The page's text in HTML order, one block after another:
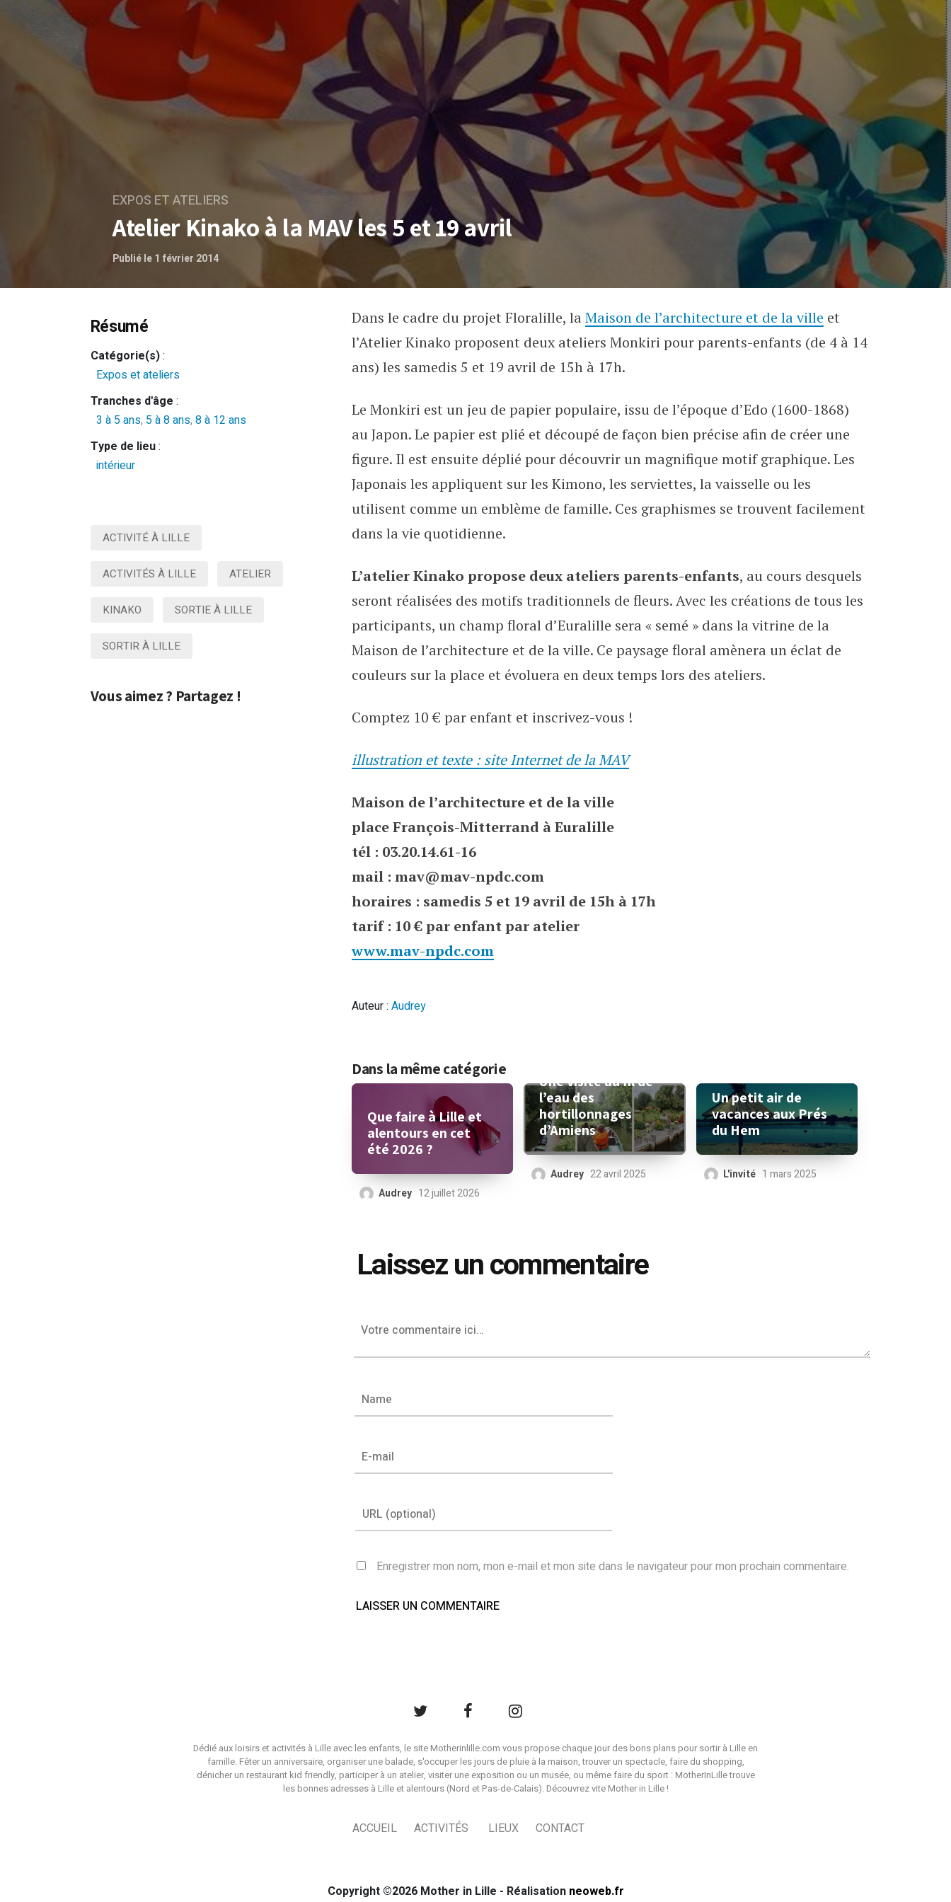
EXPOS ET ATELIERS
Atelier Kinako à la MAV les 5 et 19 avril
Publié le 1 février 2014
Atelier Kinako à la MAV les 5 et 19 avril
Dans le cadre du projet Floralille, la Maison de l’architecture et de la ville et
l’Atelier Kinako proposent deux ateliers Monkiri pour parents-enfants (de 4 à 14
ans) les samedis 5 et 19 avril de 15h à 17h.
Le Monkiri est un jeu de papier populaire, issu de l’époque d’Edo (1600-1868)
au Japon. Le papier est plié et découpé de façon bien précise afin de créer une
figure. Il est ensuite déplié pour découvrir un magnifique motif graphique. Les
Japonais les appliquent sur les Kimono, les serviettes, la vaisselle ou les
utilisent comme un emblème de famille. Ces graphismes se trouvent facilement
dans la vie quotidienne.
L’atelier Kinako propose deux ateliers parents-enfants, au cours desquels
seront réalisées des motifs traditionnels de fleurs. Avec les créations de tous les
participants, un champ floral d’Euralille sera « semé » dans la vitrine de la
Maison de l’architecture et de la ville. Ce paysage floral amènera un éclat de
couleurs sur la place et évoluera en deux temps lors des ateliers.
Comptez 10 € par enfant et inscrivez-vous !
illustration et texte : site Internet de la MAV
Maison de l’architecture et de la ville
place François-Mitterrand à Euralille
tél : 03.20.14.61-16
mail : mav@mav-npdc.com
horaires : samedis 5 et 19 avril de 15h à 17h
tarif : 10 € par enfant par atelier
www.mav-npdc.com
Auteur : Audrey
Résumé
Catégorie(s):
Expos et ateliers
Tranches d'âge :
3 à 5 ans, 5 à 8 ans, 8 à 12 ans
Type de lieu:
intérieur
ACTIVITÉ À LILLE
ACTIVITÉS À LILLE ATELIER
KINAKO SORTIE À LILLE
SORTIR À LILLE
Vous aimez ? Partagez !
Dans la même catégorie
Que faire à Lille et
alentours en cet
été 2026 ?
Audrey 12 juillet 2026
Une visite au fil de
l’eau des
hortillonnages
d’Amiens
Audrey 22 avril 2025
Un petit air de
vacances aux Prés
du Hem
L'invité 1 mars 2025
Laissez un commentaire
Enregistrer mon nom, mon e-mail et mon site dans le navigateur pour mon prochain commentaire.
Dédié aux loisirs et activités à Lille avec les enfants, le site Motherinlille.com vous propose chaque jour des bons plans pour sortir à Lille en
famille. Fêter un anniversaire, organiser une balade, s'occuper les jours de pluie à la maison, trouver un spectacle, faire du shopping,
dénicher un restaurant kid friendly, participer à un atelier, visiter une exposition ou un musée, ou même faire du sport : MotherInLille trouve
les bonnes adresses à Lille et alentours (Nord et Pas-de-Calais). Découvrez vite Mother in Lille !
ACCUEIL ACTIVITÉS LIEUX CONTACT
Copyright ©2026 Mother in Lille - Réalisation neoweb.fr